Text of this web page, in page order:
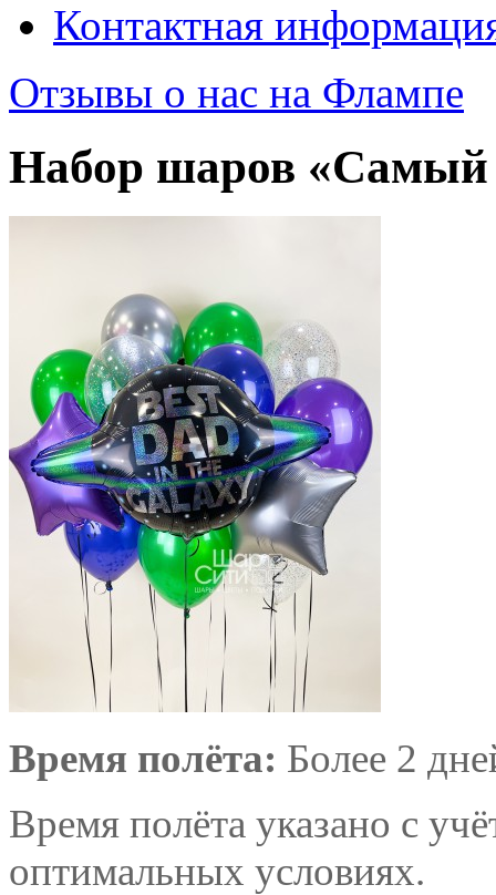
Контактная
Отзывы о нас на Флампе
Набор шаров
Время полёта: Более 2
Время полёта указано с
оптимальных условиях.